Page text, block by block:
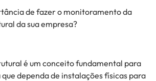
de fazer o monitoramento da
da sua empresa?
é um conceito fundamental para
dependa de instalações físicas para